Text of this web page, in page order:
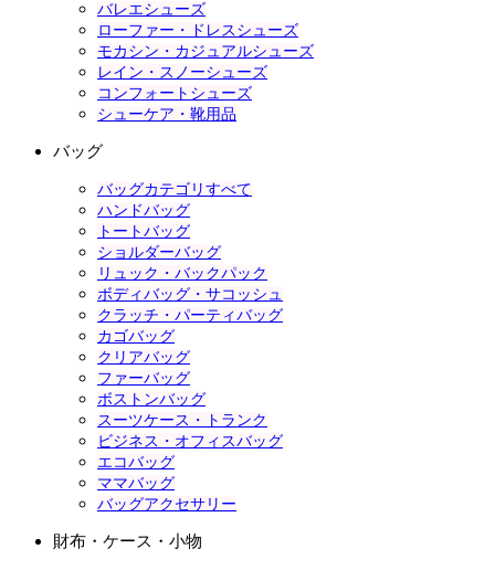
バレエシューズ
ローファー・ドレスシューズ
モカシン・カジュアルシューズ
レイン・スノーシューズ
コンフォートシューズ
シューケア・靴用品
バッグ
バッグカテゴリすべて
ハンドバッグ
トートバッグ
ショルダーバッグ
リュック・バックパック
ボディバッグ・サコッシュ
クラッチ・パーティバッグ
カゴバッグ
クリアバッグ
ファーバッグ
ボストンバッグ
スーツケース・トランク
ビジネス・オフィスバッグ
エコバッグ
ママバッグ
バッグアクセサリー
財布・ケース・小物